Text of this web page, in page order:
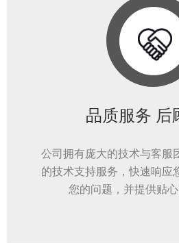
品质服务 后
公司拥有庞大的技术与客服
的技术支持服务，快速响应
您的问题，并提供贴心